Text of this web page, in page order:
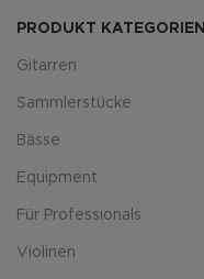
PRODUKT KATEGORIEN
Gitarren
Sammlerstücke
Bässe
Equipment
Für Professionals
Violinen